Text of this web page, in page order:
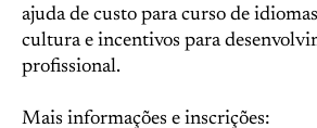
ajuda de custo para curso de
cultura e incentivos para
profissional.
Mais informações e inscrições: